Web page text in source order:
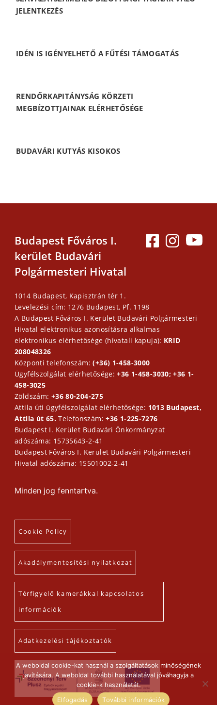
JELENTKEZÉS
IDÉN IS IGÉNYELHETŐ A FŰTÉSI TÁMOGATÁS
RENDŐRKAPITÁNYSÁG KÖRZETI
MEGBÍZOTTJAINAK ELÉRHETŐSÉGE
BUDAVÁRI KUTYÁS KISOKOS
Budapest Főváros I.
kerület Budavári
Polgármesteri Hivatal
1014 Budapest, Kapisztrán tér 1.
Levelezési cím: 1276 Budapest, Pf. 1198
A Budapest Főváros I. Kerület Budavári Polgármesteri
Hivatal elektronikus azonosításra alkalmas
elektronikus elérhetősége (hivatali kapuja): KRID
208048326
Központi telefonszám:(+36) 1-458-3000
Ügyfélszolgálat elérhetősége:+36 1-458-3030; +36 1-
458-3025
Zöldszám: +36 80-204-275
Attila úti ügyfélszolgálat elérhetősége: 1013 Budapest,
Attila út 65.Telefonszám:+36 1-225-7276
Budapest I. Kerület Budavári Önkormányzat
adószáma: 15735643-2-41
Budapest Főváros I. Kerület Budavári Polgármesteri
Hivatal adószáma: 15501002-2-41
Minden jog fenntartva.
Cookie Policy
Akadálymentesítési nyilatkozat
Térfigyelő kamerákkal kapcsolatos
információk
Adatkezelési tájékoztatók
A weboldal cookie-kat használ a szolgáltatások minőségének
javítására. A weboldal további használatával jóváhagyja a
cookie-k használatát.
Elfogadás
További információk